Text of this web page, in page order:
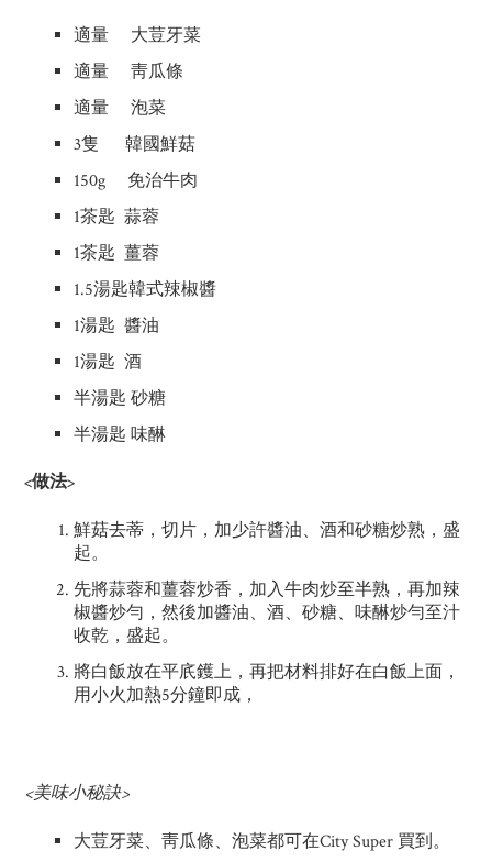
適量 大荳牙菜
適量 靑瓜條
適量 泡菜
3隻 韓國鮮菇
150g 免治牛肉
1茶匙 蒜蓉
1茶匙 薑蓉
1.5湯匙韓式辣椒醬
1湯匙 醬油
1湯匙 酒
半湯匙 砂糖
半湯匙 味醂
<做法>
鮮菇去蒂，切片，加少許醬油、酒和砂糖炒熟，盛
起。
先將蒜蓉和薑蓉炒香，加入牛肉炒至半熟，再加辣
椒醬炒勻，然後加醬油、酒、砂糖、味醂炒勻至汁
收乾，盛起。
將白飯放在平㡳鑊上，再把材料排好在白飯上面，
用小火加熱5分鐘即成，
<美味小秘訣>
大荳牙菜、靑瓜條、泡菜都可在City Super 買到。